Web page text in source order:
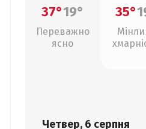
37°19°
Переважно
ясно
35°
Четвер, 6 серпня